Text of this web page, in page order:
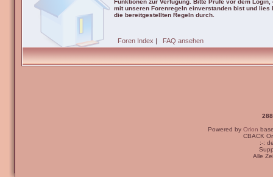
Funktionen zur Verfügung. Bitte Prüfe vor dem Login,
mit unseren Forenregeln einverstanden bist und lies
die bereitgestellten Regeln durch.
Foren Index | FAQ ansehen
Powered by Orion
CBACK
:-:
Alle